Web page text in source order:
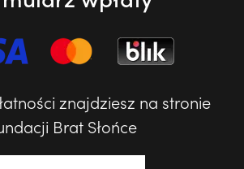
znajdziesz na stronie
Brat Słońce